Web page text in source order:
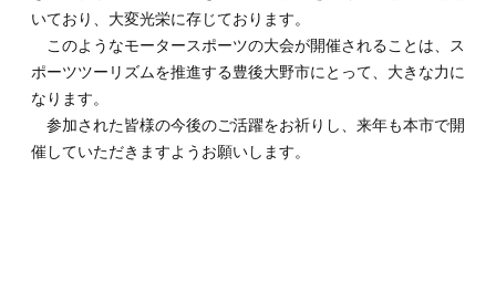
いており、大変光栄に存じております。
このようなモータースポーツの大会が開催されることは、ス
ポーツツーリズムを推進する豊後大野市にとって、大きな力に
なります。
参加された皆様の今後のご活躍をお祈りし、来年も本市で開
催していただきますようお願いします。